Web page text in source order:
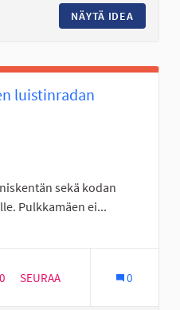
NÄYTÄ IDEA
luistinradan
sekä kodan
Pulkkamäen ei...
Eteläinen Seinäjoki
20 SEURAAJAA
SEURAA 0